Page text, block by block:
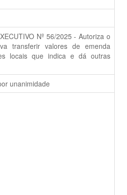
Nº 56/2025 - Autoriza o
transferir valores de emenda
locais que indica e dá outras
unanimidade